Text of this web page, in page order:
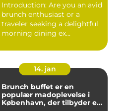
Introduction: Are you an avid
brunch enthusiast or a
traveler seeking a delightful
morning dining ex...
14. jan
Brunch buffet er en
populær madoplevelse i
København, der tilbyder en